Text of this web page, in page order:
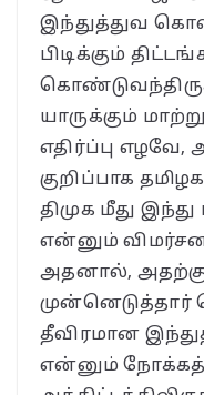
இந்துத்துவ
பிடிக்கும்
யாருக்கும்
எதிர்ப்பு
குறிப்பாக
திமுக மீது
என்னும்
அதனால், அதற்கு
தீவிரமான
என்னும்